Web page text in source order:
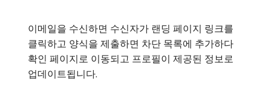
이메일을 수신하면 수신자가 랜딩 페이지 링크를
클릭하고 양식을 제출하면 차단 목록에 추가하다
확인 페이지로 이동되고 프로필이 제공된 정보로
업데이트됩니다.